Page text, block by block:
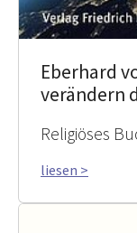
Eberhard
verändern
Religiöses
liesen >